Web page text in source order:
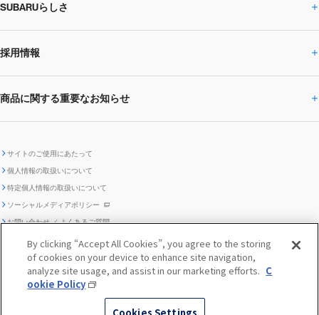
事業所・関係会社
閉じる
企業・経営
IRライブラリー
株主・投資家サポート
IRカレンダー
ディスクロージャー
ポリシー
閉じる
サステナビリティトップ
CEOサステナビリティ
環境
ガバナンス
編集方針 レポートライブラリー
サステナビリティ関連方針・ガイ
SUBARUらしさ
SUBARUらしさトップ
SUBARUびと
SUBARUデザイン
際立たせる技術
2.環境技術
『魔改造の夜』特設サイト
採用情報
採用情報トップ
販売会社グループ採用 期間従業員採用
高校生採用
商品に関する重要なお知らせ
SUBARU ハイブリッド車 レスキュ
ー時の取扱い
自動車リサイクル リコール情報
助手席エアバッグに関する重要な
した模倣品にご注意ください
サイトのご使用にあたって
個人情報の取扱いについて
特定個人情報の取扱いについて
ソーシャルメディアポリシー
お問い合わせ ／ よくあるご質問
クッキーポリシー
メディア
© SUBARU CORPORATION
By clicking “Accept All Cookies”, you agree to the storing
of cookies on your device to enhance site navigation,
analyze site usage, and assist in our marketing efforts. C
ookie Policy